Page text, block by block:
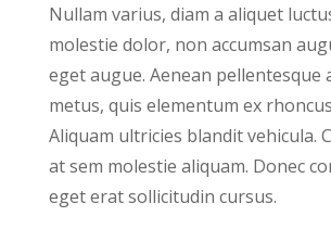
Nullam varius, diam a aliquet
molestie dolor, non accumsan
eget augue. Aenean pellentesque
metus, quis elementum ex
Aliquam ultricies blandit vehicula.
at sem molestie aliquam. Donec
eget erat sollicitudin cursus.